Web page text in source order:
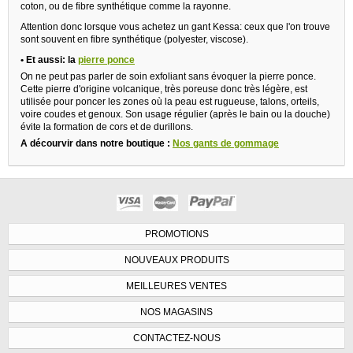
coton, ou de fibre synthétique comme la rayonne.
Attention donc lorsque vous achetez un gant Kessa: ceux que l'on trouve
sont souvent en fibre synthétique (polyester, viscose).
• Et aussi: la pierre ponce
On ne peut pas parler de soin exfoliant sans évoquer la pierre ponce.
Cette pierre d'origine volcanique, très poreuse donc très légère, est
utilisée pour poncer les zones où la peau est rugueuse, talons, orteils,
voire coudes et genoux. Son usage régulier (après le bain ou la douche)
évite la formation de cors et de durillons.
A décourvir dans notre boutique : Nos gants de gommage
PROMOTIONS
NOUVEAUX PRODUITS
MEILLEURES VENTES
NOS MAGASINS
CONTACTEZ-NOUS